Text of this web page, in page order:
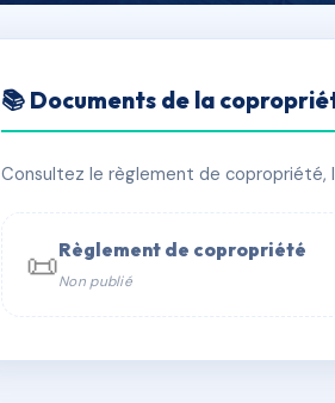
16 IMPASSE
📍 16 imp marignan 13007 Marseille
📞 Contacter Syndic Digital 💬
📚 Documents de la
Consultez le règlement de copropriété,
📜Règlement de copropriété
Non publié